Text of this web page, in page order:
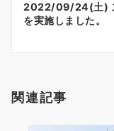
ン
2022/09/24(土)
を実施しました。
関連記事